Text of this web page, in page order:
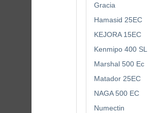
Gracia
Hamasid 25EC
KEJORA 15EC
Kenmipo 400 SL
Marshal 500 Ec
Matador 25EC
NAGA 500 EC
Numectin